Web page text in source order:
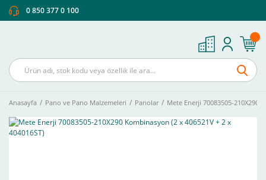
0 850 377 0 100
Anasayfa Pano ve Pano Malzemeleri Panolar Mete Enerji 70083505-210X290